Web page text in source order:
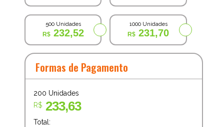
500 Unidades
232,52
1000 Unidades
231,70
Formas de Pagamento
200 Unidades
R$ 233,63
Total: